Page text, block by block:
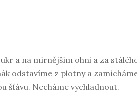
a na mírnějším ohni a za
odstavíme z plotny a
šťávu. Necháme vychladnout.